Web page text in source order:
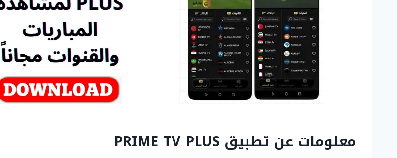
معلومات عن تطبيق PRIME TV PLUS